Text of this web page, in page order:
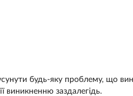
будь-яку проблему, що
виникненню заздалегідь.